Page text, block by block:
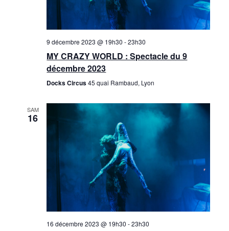
9 décembre 2023 @ 19h30 -23h30
MY CRAZY WORLD : Spectacle du 9
décembre 2023
Docks Circus45 quai Rambaud, Lyon
SAM
16
16 décembre 2023 @ 19h30 -23h30